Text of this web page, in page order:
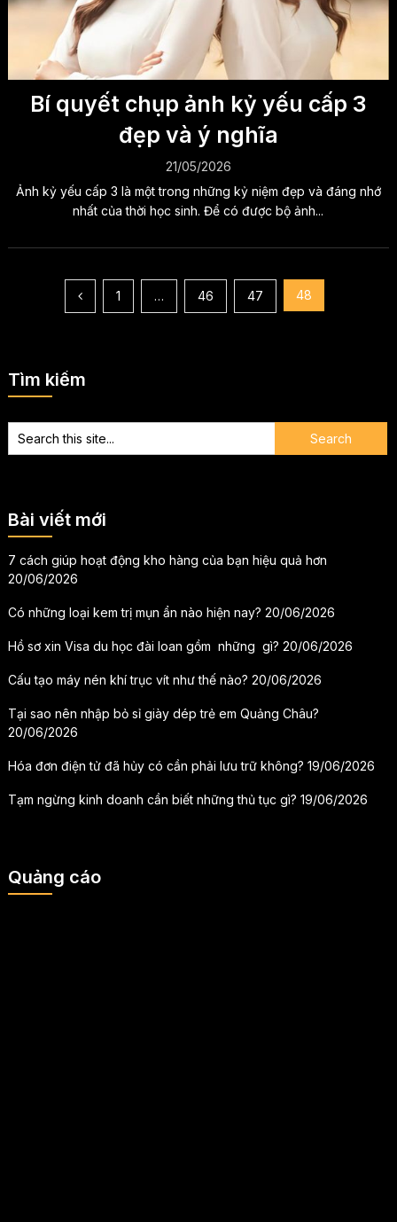
Bí quyết chụp ảnh kỷ yếu cấp 3
đẹp và ý nghĩa
21/05/2026
Ảnh kỷ yếu cấp 3 là một trong những kỷ niệm đẹp và đáng nhớ
nhất của thời học sinh. Để có được bộ ảnh...
viết
1 … 46 47 48
Tìm kiếm
Bài viết mới
7 cách giúp hoạt động kho hàng của bạn hiệu quả hơn
20/06/2026
Có những loại kem trị mụn ẩn nào hiện nay? 20/06/2026
Hồ sơ xin Visa du học đài loan gồm những gì? 20/06/2026
Cấu tạo máy nén khí trục vít như thế nào? 20/06/2026
Tại sao nên nhập bỏ sỉ giày dép trẻ em Quảng Châu?
20/06/2026
Hóa đơn điện tử đã hủy có cần phải lưu trữ không? 19/06/2026
Tạm ngừng kinh doanh cần biết những thủ tục gì? 19/06/2026
Quảng cáo